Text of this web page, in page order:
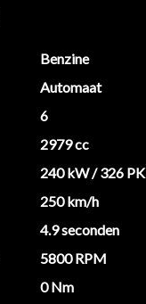
Benzine
Automaat
6
2979 cc
240 kW / 326 PK
250 km/h
4.9 seconden
5800 RPM
0 Nm